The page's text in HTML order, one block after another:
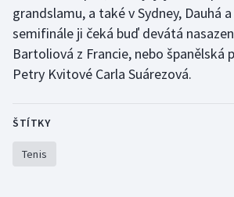
Gymnastika
Házená
Jezdectví
Judo
Krasobruslení
grandslamu, a také v Sydney, Dauhá
semifinále ji čeká buď devátá
Bartoliová z Francie, nebo španělská
Petry Kvitové Carla Suárezová.
ŠTÍTKY
Tenis